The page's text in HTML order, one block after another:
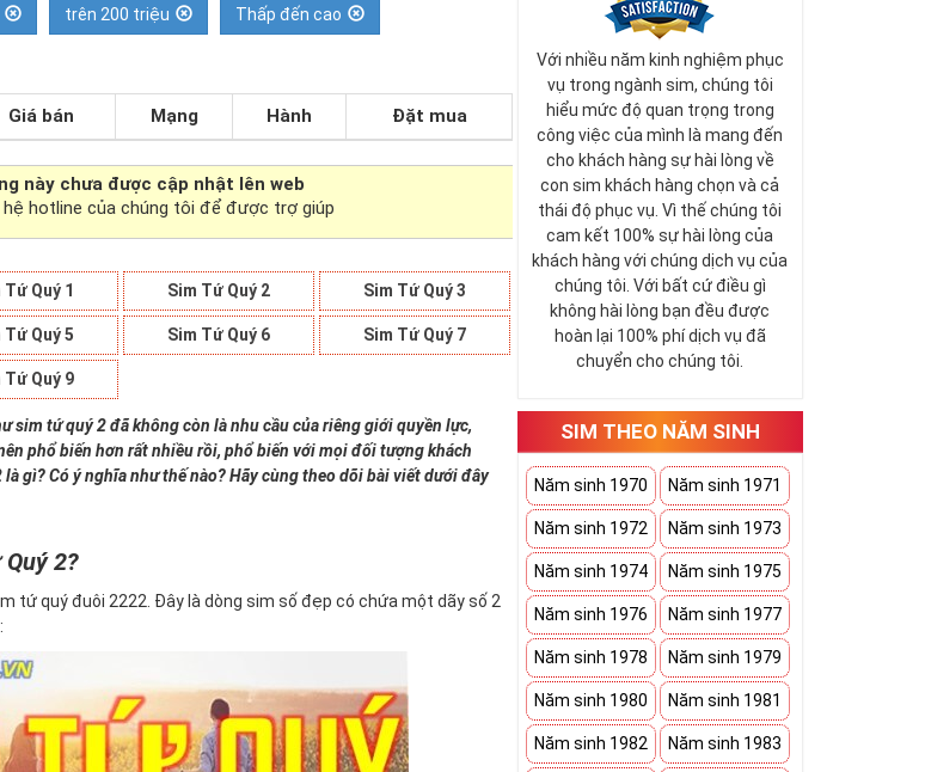
trên 200 triệu Thấp đến cao
Giá bán Mạng Hành Đặt mua
này chưa được cập nhật lên web
hệ hotline của chúng tôi để được trợ giúp
Tứ Quý 1 Sim Tứ Quý 2 Sim Tứ Quý 3
Tứ Quý 5 Sim Tứ Quý 6 Sim Tứ Quý 7
Tứ Quý 9
sim tứ quý 2 đã không còn là nhu cầu của riêng giới quyền lực,
phổ biến hơn rất nhiều rồi, phổ biến với mọi đối tượng khách
gì? Có ý nghĩa như thế nào? Hãy cùng theo dõi bài viết dưới đây
2?
tứ quý đuôi 2222. Đây là dòng sim số đẹp có chứa một dãy số 2
Với nhiều năm kinh nghiệm phục
vụ trong ngành sim, chúng tôi
hiểu mức độ quan trọng trong
công việc của mình là mang đến
cho khách hàng sự hài lòng về
con sim khách hàng chọn và cả
thái độ phục vụ. Vì thế chúng tôi
cam kết 100% sự hài lòng của
khách hàng với chúng dịch vụ của
chúng tôi. Với bất cứ điều gì
không hài lòng bạn đều được
hoàn lại 100% phí dịch vụ đã
chuyển cho chúng tôi.
SIM THEO NĂM SINH
Năm sinh 1970 Năm sinh 1971
Năm sinh 1972 Năm sinh 1973
Năm sinh 1974 Năm sinh 1975
Năm sinh 1976 Năm sinh 1977
Năm sinh 1978 Năm sinh 1979
Năm sinh 1980 Năm sinh 1981
Năm sinh 1982 Năm sinh 1983